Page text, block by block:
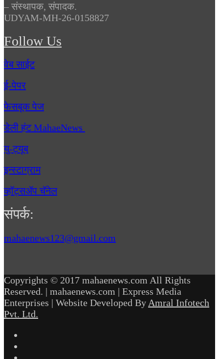
– संस्थापक, संपादक.
UDYAM-MH-26-0158827
Follow Us
वेब साईट
ई-पेपर
फेसबूक पेज
डेली हंट MahaeNews
यु-ट्यूब
इन्स्टाग्राम
व्हॉट्सॲप चॅनेल
संपर्क:
mahaenews123@gmail.com
Copyrights © 2017 mahaenews.com All Rights
Reserved. | mahaenews.com | Express Media
Enterprises | Website Developed By Amral Infotech
Pvt. Ltd.